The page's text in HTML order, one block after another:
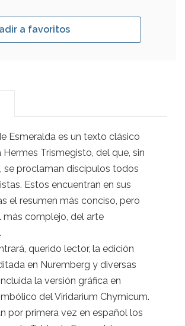
a favoritos
Esmeralda es un texto clásico
Hermes Trismegisto, del que, sin
se proclaman discípulos todos
Estos encuentran en sus
el resumen más conciso, pero
más complejo, del arte
querido lector, la edición
en Nuremberg y diversas
la versión gráfica en
del Viridarium Chymicum.
por primera vez en español los